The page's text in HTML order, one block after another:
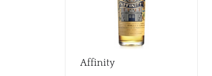
Affinity